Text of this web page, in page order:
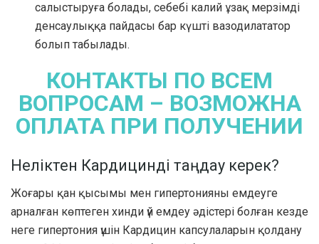
салыстыруға болады, себебі калий ұзақ мерзімді
денсаулыққа пайдасы бар күшті вазодилататор
болып табылады.
КОНТАКТЫ ПО ВСЕМ
ВОПРОСАМ – ВОЗМОЖНА
ОПЛАТА ПРИ ПОЛУЧЕНИИ
Неліктен Кардицинді таңдау керек?
Жоғары қан қысымы мен гипертонияны емдеуге
арналған көптеген хинди үй емдеу әдістері болған кезде
неге гипертония үшін Кардицин капсулаларын қолдану